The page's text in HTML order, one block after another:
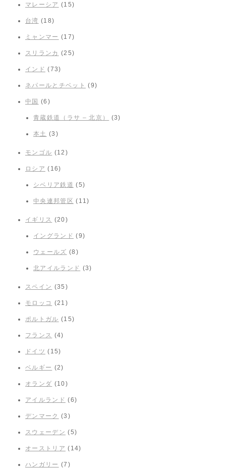
マレーシア (15)
台湾 (18)
ミャンマー (17)
スリランカ (25)
インド (73)
ネパールとチベット (9)
中国 (6)
青蔵鉄道（ラサ – 北京） (3)
本土 (3)
モンゴル (12)
ロシア (16)
シベリア鉄道 (5)
中央連邦管区 (11)
イギリス (20)
イングランド (9)
ウェールズ (8)
北アイルランド (3)
スペイン (35)
モロッコ (21)
ポルトガル (15)
フランス (4)
ドイツ (15)
ベルギー (2)
オランダ (10)
アイルランド (6)
デンマーク (3)
スウェーデン (5)
オーストリア (14)
ハンガリー (7)